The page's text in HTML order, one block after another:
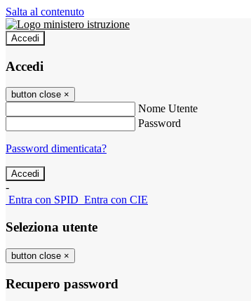
Salta al contenuto
Accedi
Accedi
button close ×
Nome Utente
Password
Password dimenticata?
-
Entra con SPID Entra con CIE
Seleziona utente
button close ×
Recupero password